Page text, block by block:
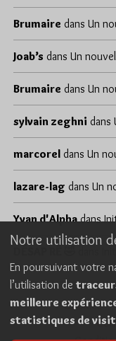
Brumaire dans Un
Joab’s dans Un
Brumaire dans Un
sylvain zeghni dans
marcorel dans Un
lazare-lag dans Un
Yvan d'Alphadans
Cookies
Notre utilisation
En poursuivant votre
l’utilisation de
meilleure
statistiques de